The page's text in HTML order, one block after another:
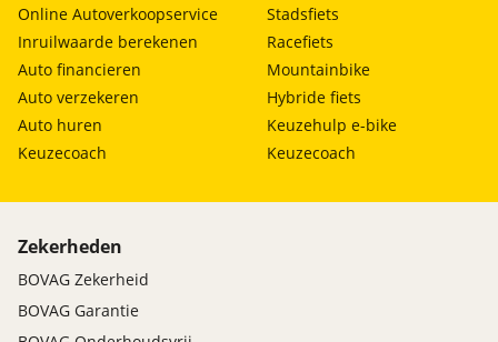
Online Autoverkoopservice
Inruilwaarde berekenen
Auto financieren
Auto verzekeren
Auto huren
Keuzecoach
Stadsfiets
Racefiets
Mountainbike
Hybride fiets
Keuzehulp e-bike
Keuzecoach
Zekerheden
BOVAG Zekerheid
BOVAG Garantie